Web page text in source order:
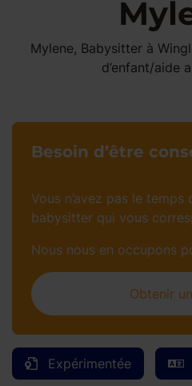
Mylene, Babysitter à
d’enfant/aide
Expérimentée
Besoin d’être
Vous n’avez pas le temps
babysitter qui vous
Nous nous en occupons
Obtenir